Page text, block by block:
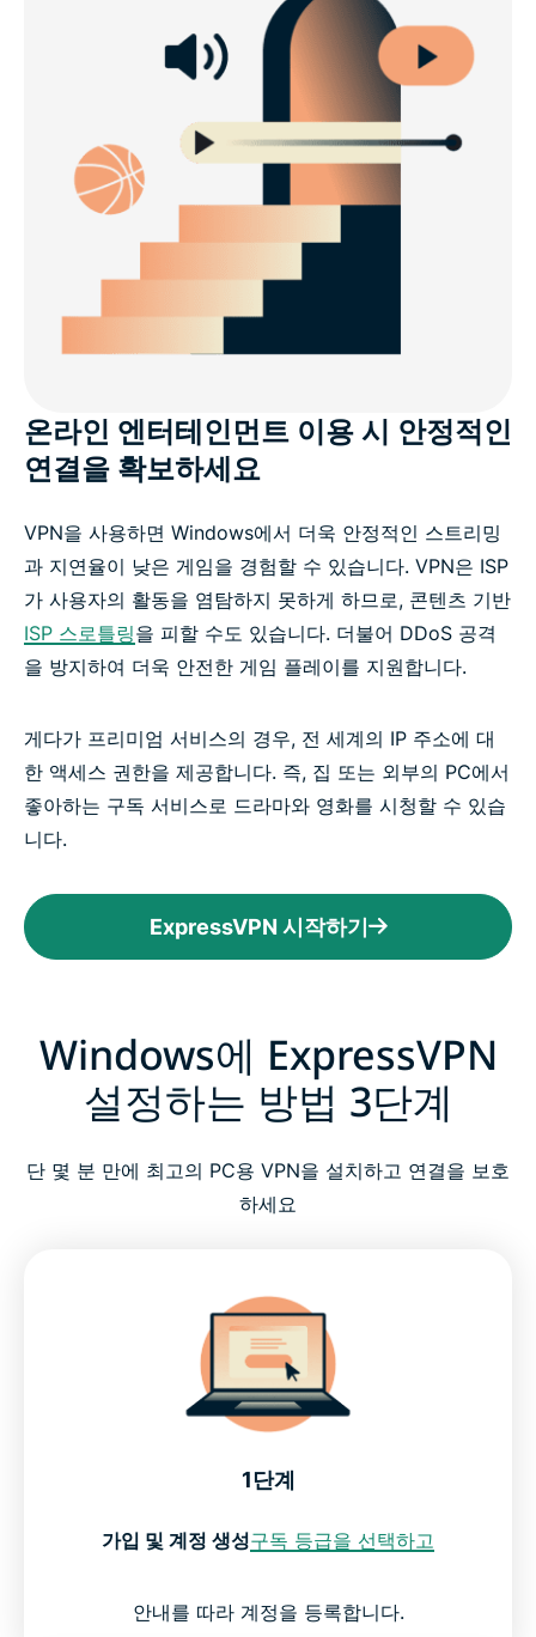
온라인 엔터테인먼트 이용 시 안정적인
연결을 확보하세요
VPN을 사용하면 Windows에서 더욱 안정적인 스트리밍
과 지연율이 낮은 게임을 경험할 수 있습니다. VPN은 ISP
가 사용자의 활동을 염탐하지 못하게 하므로, 콘텐츠 기반
ISP 스로틀링을 피할 수도 있습니다. 더불어 DDoS 공격
을 방지하여 더욱 안전한 게임 플레이를 지원합니다.
게다가 프리미엄 서비스의 경우, 전 세계의 IP 주소에 대
한 액세스 권한을 제공합니다. 즉, 집 또는 외부의 PC에서
좋아하는 구독 서비스로 드라마와 영화를 시청할 수 있습
니다.
ExpressVPN 시작하기
Windows에 ExpressVPN
설정하는 방법 3단계
단 몇 분 만에 최고의 PC용 VPN을 설치하고 연결을 보호
하세요
1단계
가입 및 계정 생성구독 등급을 선택하고
안내를 따라 계정을 등록합니다.